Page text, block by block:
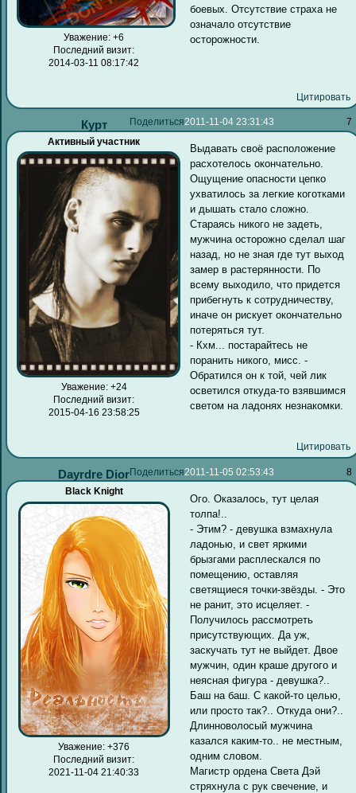
Уважение: +6
Последний визит:
2014-03-11 08:17:42
боевых. Отсутствие страха не
означало отсутствие
осторожности.
Цитировать
Поделиться 7
2011-11-04 23:31:43
Курт
Активный участник
Уважение: +24
Последний визит:
2015-04-16 23:58:25
Выдавать своё расположение
расхотелось окончательно.
Ощущение опасности цепко
ухватилось за легкие коготками
и дышать стало сложно.
Стараясь никого не задеть,
мужчина осторожно сделал шаг
назад, но не зная где тут выход
замер в растерянности. По
всему выходило, что придется
прибегнуть к сотрудничеству,
иначе он рискует окончательно
потеряться тут.
- Кхм... постарайтесь не
поранить никого, мисс. -
Обратился он к той, чей лик
осветился откуда-то взявшимся
светом на ладонях незнакомки.
Цитировать
Поделиться 8
2011-11-05 02:53:43
Dayrdre Dior
Black Knight
Уважение: +376
Последний визит:
2021-11-04 21:40:33
Ого. Оказалось, тут целая
толпа!..
- Этим? - девушка взмахнула
ладонью, и свет яркими
брызгами расплескался по
помещению, оставляя
светящиеся точки-звёзды. - Это
не ранит, это исцеляет. -
Получилось рассмотреть
присутствующих. Да уж,
заскучать тут не выйдет. Двое
мужчин, один краше другого и
неясная фигура - девушка?..
Баш на баш. С какой-то целью,
или просто так?.. Откуда они?..
Длинноволосый мужчина
казался каким-то.. не местным,
одним словом.
Магистр ордена Света Дэй
стряхнула с рук свечение, и